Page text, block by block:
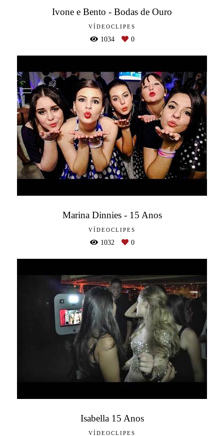
Ivone e Bento - Bodas de Ouro
VÍDEOCLIPES
1034 0
Marina Dinnies - 15 Anos
VÍDEOCLIPES
1032 0
Isabella 15 Anos
VÍDEOCLIPES